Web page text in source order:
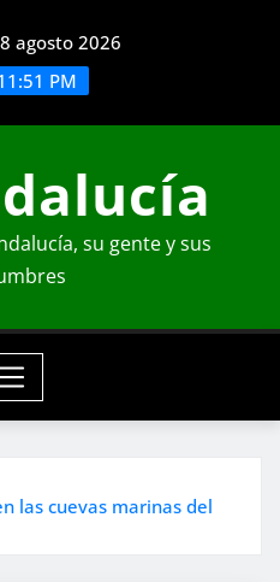
agosto 2026
PM
su gente y sus
las cuevas marinas del